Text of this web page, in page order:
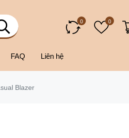
0 0
FAQ Liên hệ
Blazer